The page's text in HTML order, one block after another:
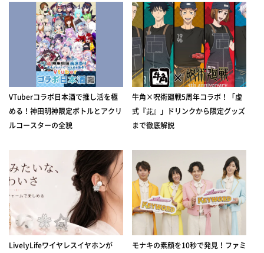
VTuberコラボ日本酒で推し活を極
める！神田明神限定ボトルとアクリ
ルコースターの全貌
牛角×呪術廻戦5周年コラボ！「虚
式『茈』」ドリンクから限定グッズ
まで徹底解説
LivelyLifeワイヤレスイヤホンが
モナキの素顔を10秒で発見！ファミ